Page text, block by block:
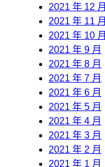
2021 年 12 月
2021 年 11 月
2021 年 10 月
2021 年 9 月
2021 年 8 月
2021 年 7 月
2021 年 6 月
2021 年 5 月
2021 年 4 月
2021 年 3 月
2021 年 2 月
2021 年 1 月